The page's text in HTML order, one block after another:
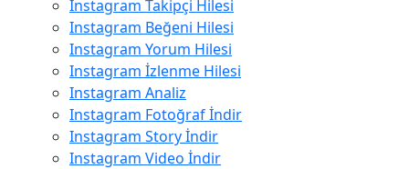
Instagram Takipçi Hilesi
Instagram Beğeni Hilesi
Instagram Yorum Hilesi
Instagram İzlenme Hilesi
Instagram Analiz
Instagram Fotoğraf İndir
Instagram Story İndir
Instagram Video İndir